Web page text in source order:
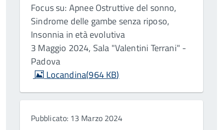
Focus su: Apnee Ostruttive del sonno,
Sindrome delle gambe senza riposo,
Insonnia in età evolutiva
3 Maggio 2024, Sala "Valentini Terrani" -
Padova
image
Locandina(964 KB)
Pubblicato: 13 Marzo 2024